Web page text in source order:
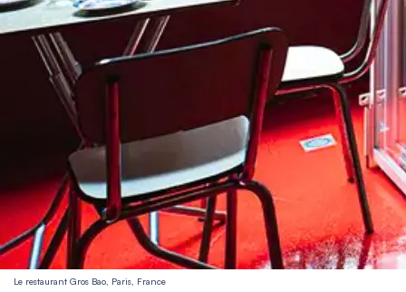
Le restaurant Gros Bao, Paris, France